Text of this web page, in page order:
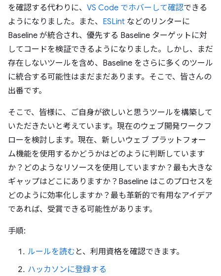
を確認する代わりに、 VS Code でホバーして確認できる
ようになりました。また、 ESLint などのリンターに
Baseline が統合され、優先する Baseline ターゲットに対
してコードを検証できるようになりました。しかし、まだ
存在しないツールを含め、Baseline をさらに多くのツール
に統合する可能性はまだまだあります。そこで、皆さんの
出番です。
そこで、皆様に、ご自身が欲しいと思うツールを構築して
いただきたいと考えています。現在のウェブ開発ワークフ
ローを検討します。現在、新しいウェブ プラットフォー
ム機能を使用するかどうかはどのように判断しています
か？どのようなリソースを使用していますか？最も大きな
ギャップはどこにありますか？Baseline はこのプロセスを
どのように効率化しますか？最も革新的で有用なアイデア
であれば、受賞できる可能性があります。
手順:
ルールを読む と、利用資格を確認できます。
ハッカソンに登録する